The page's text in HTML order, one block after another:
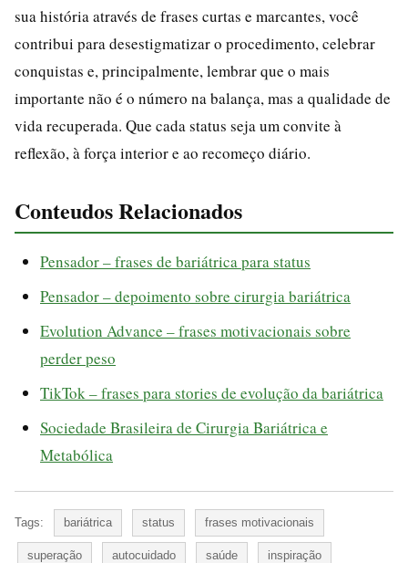
sua história através de frases curtas e marcantes, você
contribui para desestigmatizar o procedimento, celebrar
conquistas e, principalmente, lembrar que o mais
importante não é o número na balança, mas a qualidade de
vida recuperada. Que cada status seja um convite à
reflexão, à força interior e ao recomeço diário.
Conteudos Relacionados
Pensador – frases de bariátrica para status
Pensador – depoimento sobre cirurgia bariátrica
Evolution Advance – frases motivacionais sobre
perder peso
TikTok – frases para stories de evolução da bariátrica
Sociedade Brasileira de Cirurgia Bariátrica e
Metabólica
Tags: bariátrica status frases motivacionais
superação autocuidado saúde inspiração